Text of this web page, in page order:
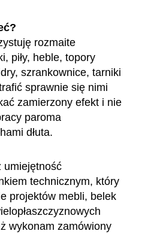
rozmaite
piły, heble, topory
szrankownice, tarniki
sprawnie się nimi
zamierzony efekt i nie
paroma
dłuta.
umiejętność
technicznym, który
projektów mebli, belek
wykonam zamówiony